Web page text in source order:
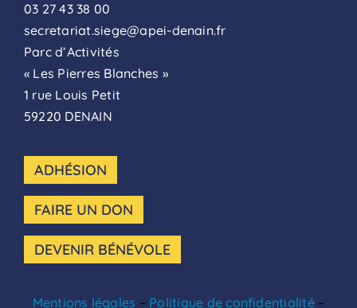
03 27 43 38 00
secretariat.siege@apei-denain.fr
Parc d’Activités
« Les Pierres Blanches »
1 rue Louis Petit
59220 DENAIN
ADHÉSION
FAIRE UN DON
DEVENIR BÉNÉVOLE
Mentions légales – Politique de confidentialité–